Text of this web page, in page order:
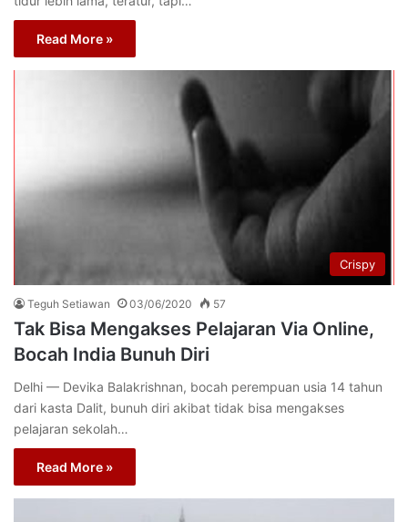
Read More »
Crispy
Teguh Setiawan 03/06/2020 57
Tak Bisa Mengakses Pelajaran Via Online,
Bocah India Bunuh Diri
Delhi — Devika Balakrishnan, bocah perempuan usia 14 tahun
dari kasta Dalit, bunuh diri akibat tidak bisa mengakses
pelajaran sekolah…
Read More »